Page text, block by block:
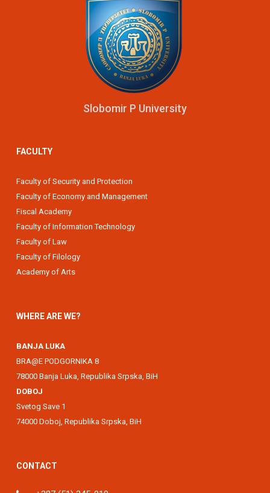
Slobomir P University
FACULTY
Faculty of Security and Protection
Faculty of Economy and Management
Fiscal Academy
Faculty of Information Technology
Faculty of Law
Faculty of Filology
Academy of Arts
WHERE ARE WE?
BANJA LUKA
BRA@E PODGORNIKA 8
78000 Banja Luka, Republika Srpska, BiH
DOBOJ
Svetog Save 1
74000 Doboj, Republika Srpska, BiH
CONTACT